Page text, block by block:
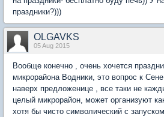
праздники?)))
OLGAVKS
05 Aug 2015
Вообще конечно , очень хочется
микрорайона Водники, это вопрос к
наверх предложенице , все таки не
целый микрорайон, может организуют
хотя бы чисто символический с